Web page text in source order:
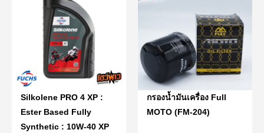
Silkolene PRO 4 XP :
Ester Based Fully
Synthetic : 10W-40 XP
กรองน้ำมันเครื่อง Full
MOTO (FM-204)